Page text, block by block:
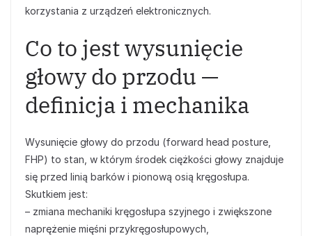
korzystania z urządzeń elektronicznych.
Co to jest wysunięcie
głowy do przodu —
definicja i mechanika
Wysunięcie głowy do przodu (forward head posture,
FHP) to stan, w którym środek ciężkości głowy znajduje
się przed linią barków i pionową osią kręgosłupa.
Skutkiem jest:
– zmiana mechaniki kręgosłupa szyjnego i zwiększone
naprężenie mięśni przykręgosłupowych,